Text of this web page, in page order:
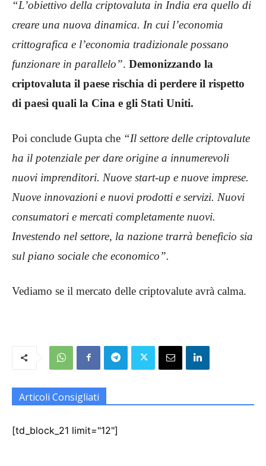
“L’obiettivo della criptovaluta in India era quello di
creare una nuova dinamica. In cui l’economia
crittografica e l’economia tradizionale possano
funzionare in parallelo”. Demonizzando la
criptovaluta il paese rischia di perdere il rispetto
di paesi quali la Cina e gli Stati Uniti.
Poi conclude Gupta che “Il settore delle criptovalute
ha il potenziale per dare origine a innumerevoli
nuovi imprenditori. Nuove start-up e nuove imprese.
Nuove innovazioni e nuovi prodotti e servizi. Nuovi
consumatori e mercati completamente nuovi.
Investendo nel settore, la nazione trarrà beneficio sia
sul piano sociale che economico”.
Vediamo se il mercato delle criptovalute avrà calma.
Articoli Consigliati
[td_block_21 limit="12"]